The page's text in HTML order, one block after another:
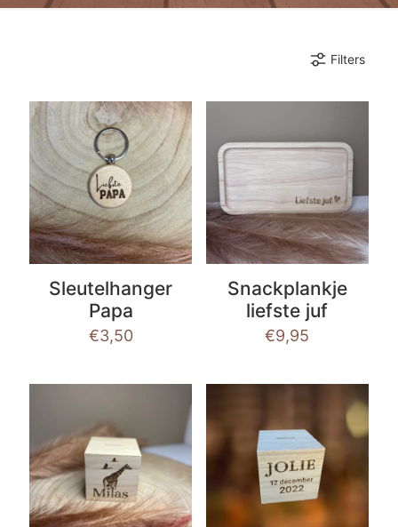
Filters
Sleutelhanger
Papa
€3,50
Snackplankje
liefste juf
€9,95